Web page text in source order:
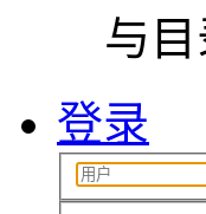
与
登录